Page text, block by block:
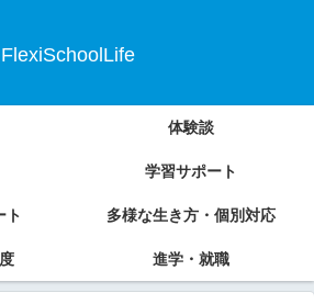
FlexiSchoolLife
体験談
学習サポート
ト 多様な生き方・個別対応
進学・就職